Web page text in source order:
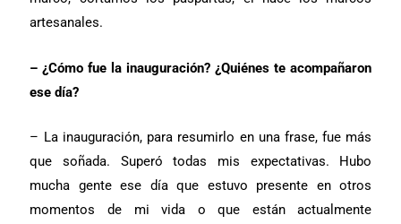
artesanales.
– ¿Cómo fue la inauguración? ¿Quiénes te acompañaron
ese día?
– La inauguración, para resumirlo en una frase, fue más
que soñada. Superó todas mis expectativas. Hubo
mucha gente ese día que estuvo presente en otros
momentos de mi vida o que están actualmente